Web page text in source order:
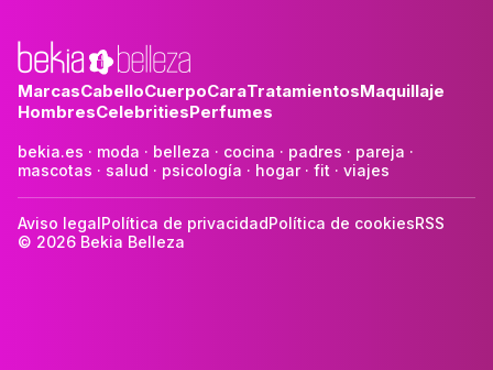
MarcasCabelloCuerpoCaraTratamientosMaquillaje
HombresCelebritiesPerfumes
bekia.es · moda · belleza · cocina · padres · pareja ·
mascotas · salud · psicología · hogar· fit · viajes
Aviso legalPolítica de privacidadPolítica de cookiesRSS
© 2026 Bekia Belleza